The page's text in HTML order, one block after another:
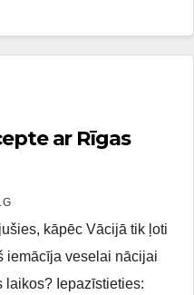
ar Rīgas
kāpēc Vācijā tik ļoti
iemācīja veselai nācijai
laikos? Iepazīstieties: